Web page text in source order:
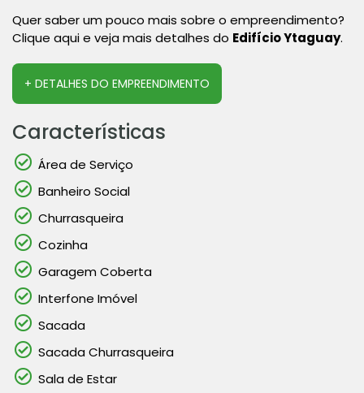
Quer saber um pouco mais sobre o empreendimento?
Clique aqui e veja mais detalhes do Edifício Ytaguay.
+ DETALHES DO EMPREENDIMENTO
Características
Área de Serviço
Banheiro Social
Churrasqueira
Cozinha
Garagem Coberta
Interfone Imóvel
Sacada
Sacada Churrasqueira
Sala de Estar